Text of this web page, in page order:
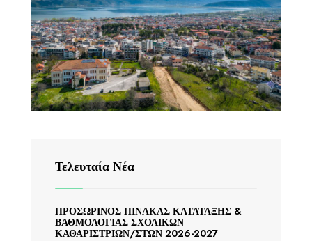
Τελευταία Νέα
ΠΡΟΣΩΡΙΝΟΣ ΠΙΝΑΚΑΣ ΚΑΤΑΤΑΞΗΣ &
ΒΑΘΜΟΛΟΓΙΑΣ ΣΧΟΛΙΚΩΝ
ΚΑΘΑΡΙΣΤΡΙΩΝ/ΣΤΩΝ 2026-2027